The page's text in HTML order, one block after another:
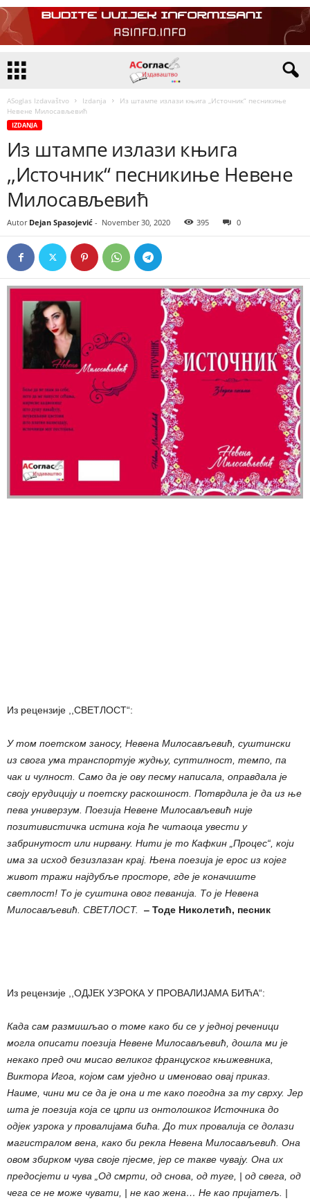
ASoglas Izdavaštvo Izdanja
Из штампе излази књига ,,Источник“ песникиње
Невене Милосављевић
IZDANJA
Из штампе излази књига
,,Источник“ песникиње Невене
Милосављевић
Autor Dejan Spasojević - November 30, 2020 395 0
Из рецензије ,,СВЕТЛОСТ“:
У том поетском заносу, Невена Милосављевић, суштински
из свога ума транспортује жудњу, суптилност, темпо, па
чак и чулност. Само да је ову песму написала, оправдала је
своју ерудицију и поетску раскошност. Потврдила је да из ње
пева универзум. Поезија Невене Милосављевић није
позитивистичка истина која ће читаоца увести у
забринутост или нирвану. Нити је то Кафкин „Процес“, који
има за исход безизлазан крај. Њена поезија је ерос из којег
живот тражи најдубље просторе, где је коначиште
светлост! То је суштина овог певанија. То је Невена
Милосављевић. СВЕТЛОСТ. ‒ Тоде Николетић, песник
Из рецензије ,,ОДЈЕК УЗРОКА У ПРОВАЛИЈАМА БИЋА“:
Када сам размишљао о томе како би се у једној реченици
могла описати поезија Невене Милосављевић, дошла ми је
некако пред очи мисао великог француског књижевника,
Виктора Игоа, којом сам уједно и именовао овај приказ.
Наиме, чини ми се да је она и те како погодна за ту сврху. Јер
шта је поезија која се црпи из онтолошког Источника до
одјек узрока у провалијама бића. До тих провалија се долази
магистралом вена, како би рекла Невена Милосављевић. Она
овом збирком чува своје пјесме, јер се такве чувају. Она их
предосјети и чува „Од смрти, од снова, од туге, | од свега, од
чега се не може чувати, | не као жена… Не као пријатељ. |